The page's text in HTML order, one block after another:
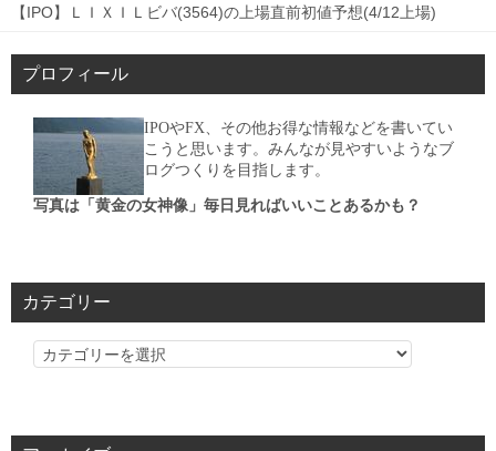
【IPO】ＬＩＸＩＬビバ(3564)の上場直前初値予想(4/12上場)
プロフィール
IPOやFX、その他お得な情報などを書いてい
こうと思います。みんなが見やすいようなブ
ログつくりを目指します。
写真は「黄金の女神像」毎日見ればいいことあるかも？
カテゴリー
カ
リ